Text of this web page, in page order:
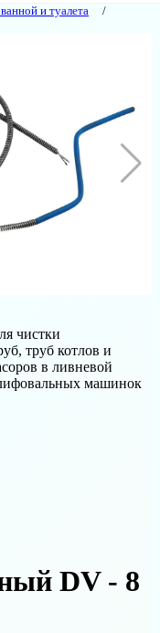
и туалета
чистки
труб котлов и
в ливневой
машинок
DV - 8